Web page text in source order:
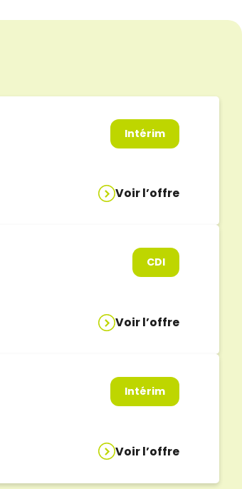
Intérim
Voir l’offre
CDI
Voir l’offre
Intérim
Voir l’offre